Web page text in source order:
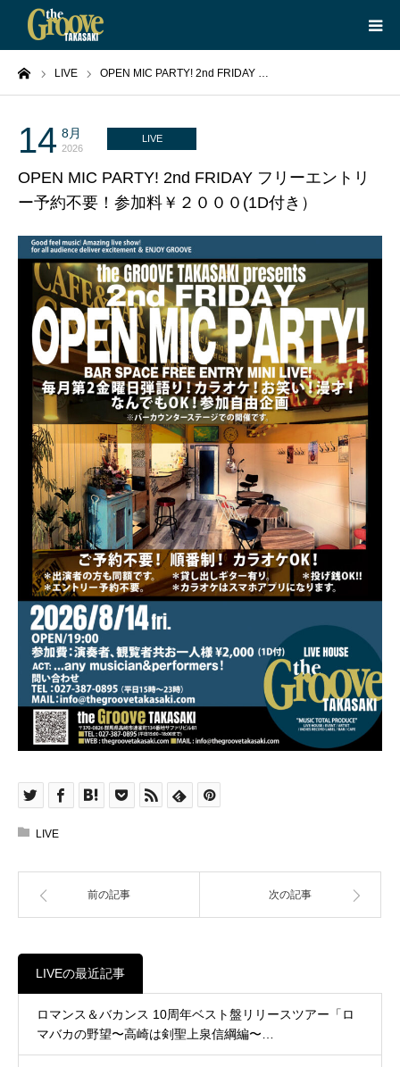
LIVE OPEN MIC PARTY! 2nd FRIDAY …
14 8月
2026
LIVE
OPEN MIC PARTY! 2nd FRIDAY フリーエントリ
ー予約不要！参加料￥２０００(1D付き）
LIVE
前の記事 次の記事
LIVEの最近記事
ロマンス＆バカンス 10周年ベスト盤リリースツアー「ロ
マバカの野望〜高崎は剣聖上泉信綱編〜…
HOME
LIVE
EQUIPMENT
ABOUT
CONTACT